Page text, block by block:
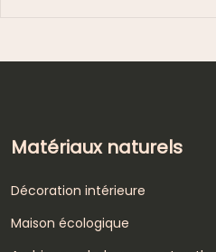
Matériaux naturels
Décoration intérieure
Maison écologique